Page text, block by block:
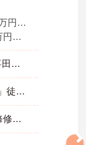
月収 24.4万円～30.1万円程度（諸手当込み）
年収 293万円～361万円程度（別途賞与付与）
東京都 江戸川区 宇喜田町1237-1
都営新宿線「船堀駅」徒歩10分
■介護職員初任者研修修了者以上 ※介護福祉士があれば尚可